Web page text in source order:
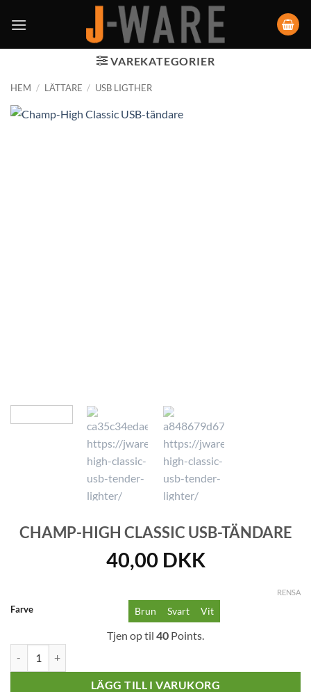
VAREKATEGORIER
HEM / LÄTTARE / USB LIGTHER
CHAMP-HIGH CLASSIC USB-TÄNDARE
40,00 DKK
Farve Brun Svart Vit
RENSA
Tjen op til 40 Points.
LÄGG TILL I VARUKORG